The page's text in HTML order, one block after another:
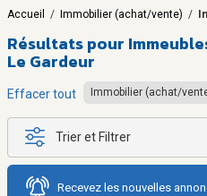
Accueil / Immobilier (achat/vente) /
Résultats pour
Le Gardeur
Effacer tout Immobilier (achat/
Trier et Filtrer
Recevez les nouvelles